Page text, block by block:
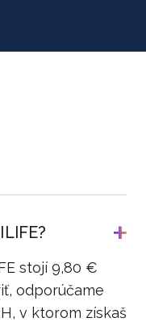
stojí 9,80 €
odporúčame
v ktorom získaš